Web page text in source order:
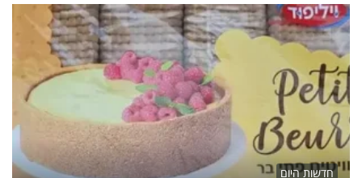
חדשות היום